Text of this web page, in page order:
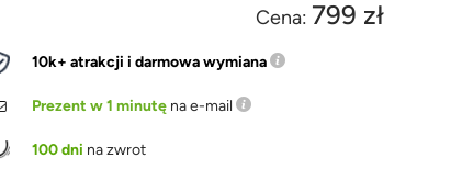
Cena: 799 zł
10k+ atrakcji i darmowa wymiana
Prezent w 1 minutę na e-mail
100 dni na zwrot